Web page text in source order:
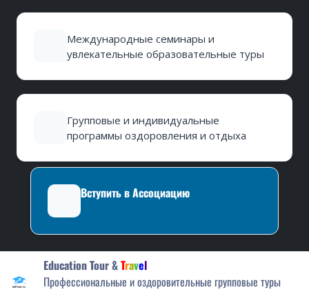
Международные семинары и
увлекательные образовательные туры
Групповые и индивидуальные
программы оздоровления и отдыха
Вступить в Ассоциацию